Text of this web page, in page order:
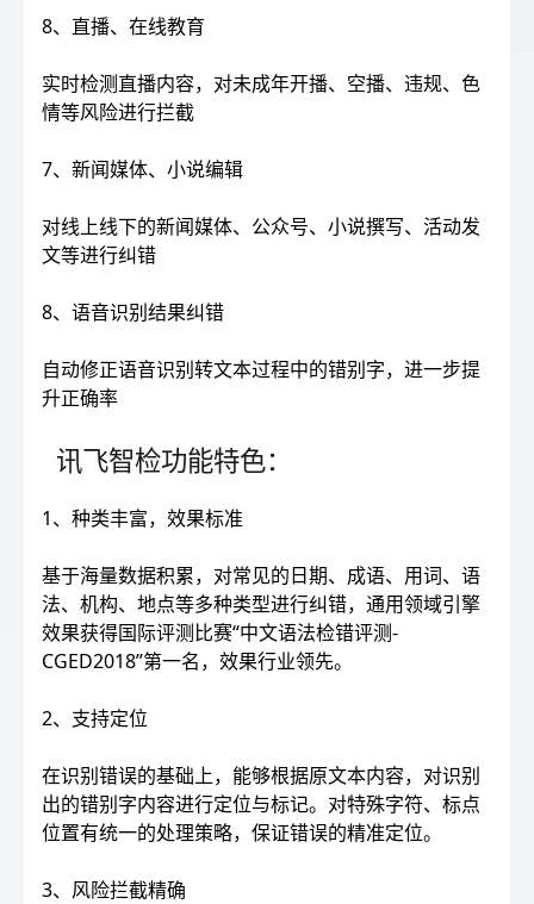
8、直播、在线教育
实时检测直播内容，对未成年开播、空播、违规、色
情等风险进行拦截
7、新闻媒体、小说编辑
对线上线下的新闻媒体、公众号、小说撰写、活动发
文等进行纠错
8、语音识别结果纠错
自动修正语音识别转文本过程中的错别字，进一步提
升正确率
讯飞智检功能特色：
1、种类丰富，效果标准
基于海量数据积累，对常见的日期、成语、用词、语
法、机构、地点等多种类型进行纠错，通用领域引擎
效果获得国际评测比赛“中文语法检错评测-
CGED2018”第一名，效果行业领先。
2、支持定位
在识别错误的基础上，能够根据原文本内容，对识别
出的错别字内容进行定位与标记。对特殊字符、标点
位置有统一的处理策略，保证错误的精准定位。
3、风险拦截精确